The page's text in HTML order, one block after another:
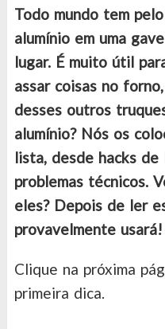
Todo mundo tem
alumínio em uma
lugar. É muito útil
assar coisas no
desses outros
alumínio? Nós os
lista, desde hacks
problemas técnicos.
eles? Depois de ler
provavelmente usará!
Clique na próxima
primeira dica.